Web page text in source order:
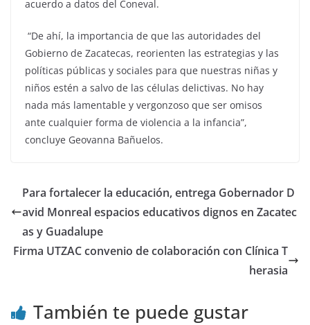
acuerdo a datos del Coneval.
“De ahí, la importancia de que las autoridades del
Gobierno de Zacatecas, reorienten las estrategias y las
políticas públicas y sociales para que nuestras niñas y
niños estén a salvo de las células delictivas. No hay
nada más lamentable y vergonzoso que ser omisos
ante cualquier forma de violencia a la infancia”,
concluye Geovanna Bañuelos.
Para fortalecer la educación, entrega Gobernador D
avid Monreal espacios educativos dignos en Zacatec
as y Guadalupe
Firma UTZAC convenio de colaboración con Clínica T
herasia
También te puede gustar